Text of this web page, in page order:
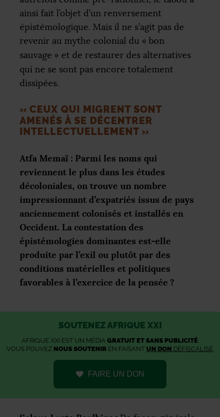
ainsi fait l’objet d’un renversement
épistémologique. Mais il ne s’agit pas de
revenir au mythe colonial du « bon
sauvage » et de restaurer des alternatives
qui ne se sont pas encore totalement
dissipées.
« CEUX QUI MIGRENT SONT
AMENÉS À SE DÉCENTRER
INTELLECTUELLEMENT »
Atfa Memaï : Parmi les noms qui
reviennent le plus dans les études
décoloniales, on trouve un nombre
impressionnant d’expatriés issus de pays
anciennement colonisés et installés en
Occident. La contestation des
épistémologies dominantes est-elle
produite par l’exil ou plutôt par des
conditions matérielles et politiques
favorables à l’exercice de la pensée ?
SOUTENEZ AFRIQUE XXI
AFRIQUE XXI EST UN MÉDIA GRATUIT ET SANS PUBLICITÉ.
VOUS POUVEZ NOUS SOUTENIREN FAISANT UN DON DÉFISCALISÉ.
FAIRE UN DON